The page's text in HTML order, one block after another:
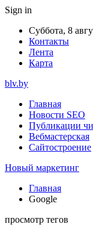
Sign in
Суббота, 8
Контакты
Лента
Карта
blv.by
Главная
Новости SEO
Публикации
Вебмастерская
Сайтостроение
Новый маркетинг
Главная
Google
просмотр тегов